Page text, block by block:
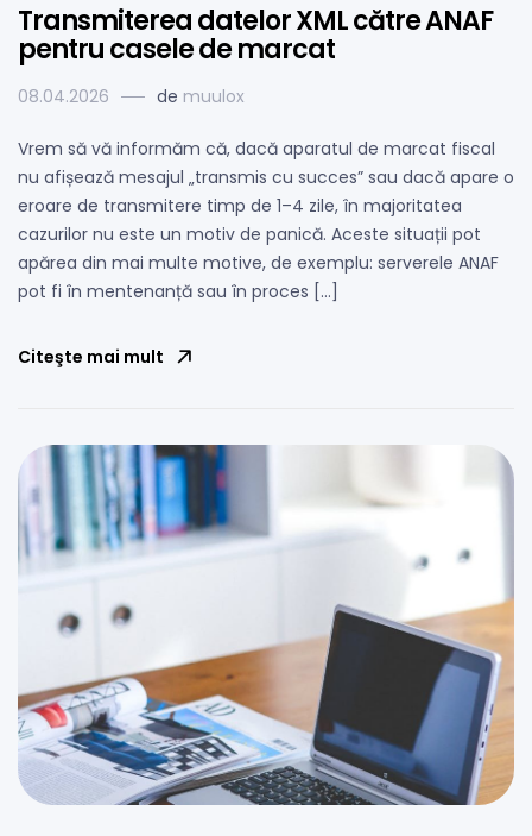
Transmiterea datelor XML către ANAF
pentru casele de marcat
08.04.2026 de muulox
Vrem să vă informăm că, dacă aparatul de marcat fiscal
nu afișează mesajul „transmis cu succes” sau dacă apare o
eroare de transmitere timp de 1–4 zile, în majoritatea
cazurilor nu este un motiv de panică. Aceste situații pot
apărea din mai multe motive, de exemplu: serverele ANAF
pot fi în mentenanță sau în proces […]
Citeşte mai mult